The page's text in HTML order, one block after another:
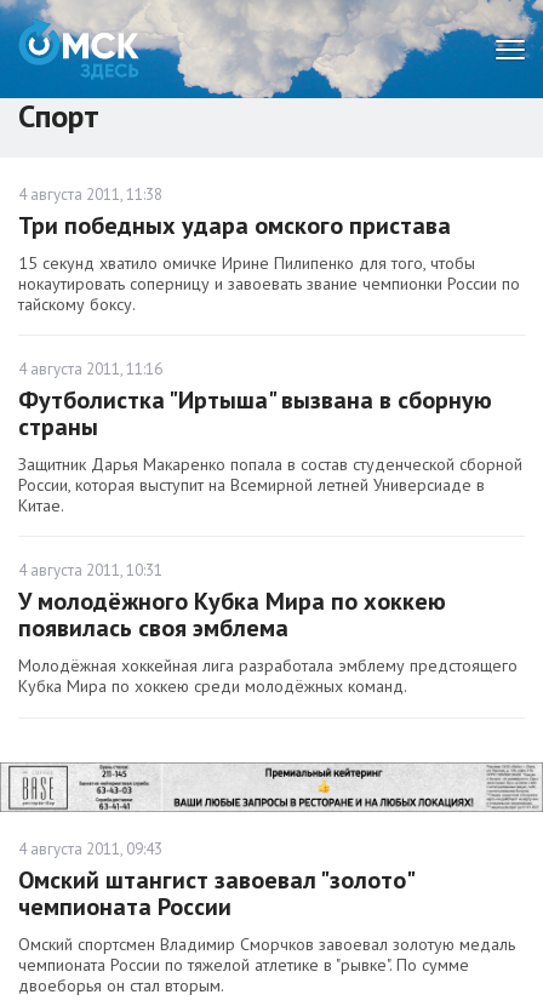
Спорт
4 августа 2011, 11:38
Три победных удара омского пристава
15 секунд хватило омичке Ирине Пилипенко для того, чтобы
нокаутировать соперницу и завоевать звание чемпионки России по
тайскому боксу.
4 августа 2011, 11:16
Футболистка "Иртыша" вызвана в сборную
страны
Защитник Дарья Макаренко попала в состав студенческой сборной
России, которая выступит на Всемирной летней Универсиаде в
Китае.
4 августа 2011, 10:31
У молодёжного Кубка Мира по хоккею
появилась своя эмблема
Молодёжная хоккейная лига разработала эмблему предстоящего
Кубка Мира по хоккею среди молодёжных команд.
4 августа 2011, 09:43
Омский штангист завоевал "золото"
чемпионата России
Омский спортсмен Владимир Сморчков завоевал золотую медаль
чемпионата России по тяжелой атлетике в "рывке". По сумме
двоеборья он стал вторым.